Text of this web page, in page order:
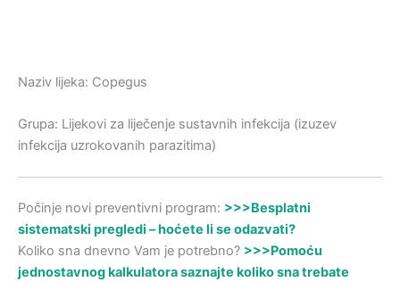
Naziv lijeka: Copegus
Grupa: Lijekovi za liječenje sustavnih infekcija (izuzev
infekcija uzrokovanih parazitima)
Počinje novi preventivni program: >>>Besplatni
sistematski pregledi – hoćete li se odazvati?
Koliko sna dnevno Vam je potrebno? >>>Pomoću
jednostavnog kalkulatora saznajte koliko sna trebate